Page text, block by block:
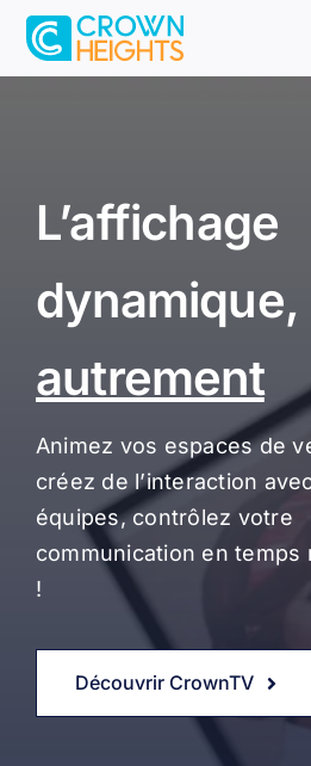
Passer
contenu
Contact
L’affichage
dynamique,
autrement
Animez vos espaces de
créez de l’interaction
équipes, contrôlez votre
communication en temps
!
Découvrir CrownTV